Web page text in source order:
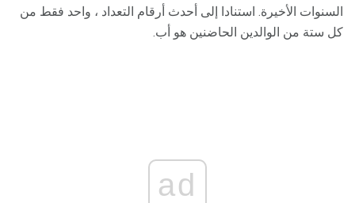
السنوات الأخيرة. استنادا إلى أحدث أرقام التعداد ، واحد فقط من
كل ستة من الوالدين الحاضنين هو أب.
ad